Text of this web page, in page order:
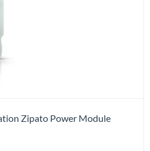
Zipato Power Module